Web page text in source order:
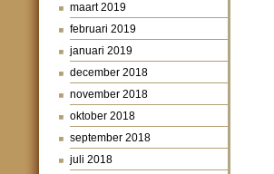
maart 2019
februari 2019
januari 2019
december 2018
november 2018
oktober 2018
september 2018
juli 2018